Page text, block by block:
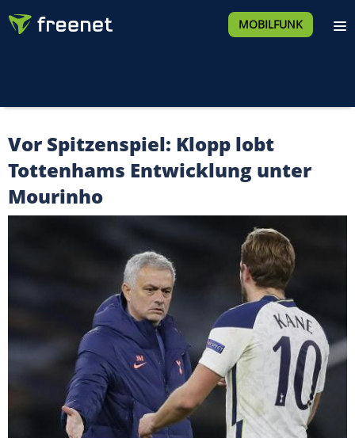
MOBILFUNK
Vor Spitzenspiel: Klopp lobt
Tottenhams Entwicklung unter
Mourinho